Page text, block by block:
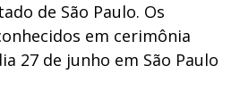
de São Paulo. Os
em cerimônia
27 de junho em São Paulo